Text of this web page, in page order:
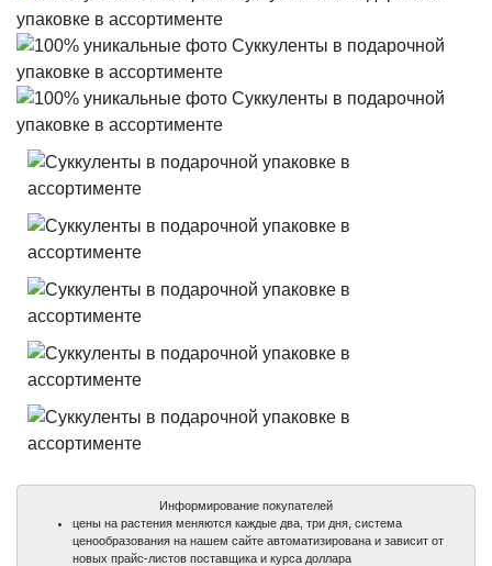
Информирование покупателей
цены на растения меняются каждые два, три дня, система
ценообразования на нашем сайте автоматизирована и зависит от
новых прайс-листов поставщика и курса доллара